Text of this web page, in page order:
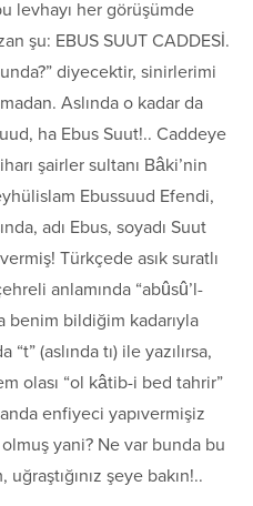
levhayı her görüşümde
şu: EBUS SUUT CADDESİ.
diyecektir, sinirlerimi
Aslında o kadar da
ha Ebus Suut!.. Caddeye
şairler sultanı Bâki’nin
Ebussuud Efendi,
adı Ebus, soyadı Suut
Türkçede asık suratlı
anlamında “abûsû’l-
benim bildiğim kadarıyla
(aslında tı) ile yazılırsa,
olası “ol kâtib-i bed tahrir”
enfiyeci yapıvermişiz
yani? Ne var bunda bu
şeye bakın!..